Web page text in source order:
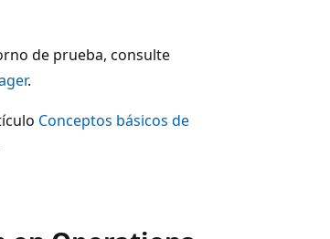
de prueba, consulte
.
Conceptos básicos de